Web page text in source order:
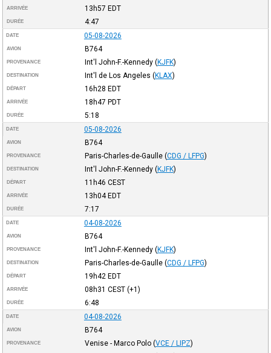
ARRIVÉE 13h57 EDT
DURÉE 4:47
DATE 05-08-2026
AVION B764
PROVENANCE Int'l John-F.-Kennedy (KJFK)
DESTINATION Int'l de Los Angeles (KLAX)
DÉPART 16h28 EDT
ARRIVÉE 18h47 PDT
DURÉE 5:18
DATE 05-08-2026
AVION B764
PROVENANCE Paris-Charles-de-Gaulle (CDG / LFPG)
DESTINATION Int'l John-F.-Kennedy (KJFK)
DÉPART 11h46 CEST
ARRIVÉE 13h04EDT
DURÉE 7:17
DATE 04-08-2026
AVION B764
PROVENANCE Int'l John-F.-Kennedy (KJFK)
DESTINATION Paris-Charles-de-Gaulle (CDG / LFPG)
DÉPART 19h42 EDT
ARRIVÉE 08h31 CEST(+1)
DURÉE 6:48
DATE 04-08-2026
AVION B764
PROVENANCE Venise - Marco Polo (VCE / LIPZ)